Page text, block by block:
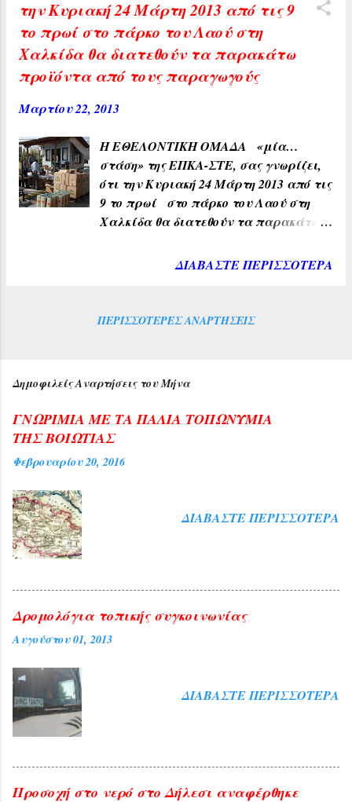
την Κυριακή 24 Μάρτη 2013 από τις 9
το πρωί στο πάρκο του Λαού στη
Χαλκίδα θα διατεθούν τα παρακάτω
προϊόντα από τους παραγωγούς
Μαρτίου 22, 2013
Η ΕΘΕΛΟΝΤΙΚΗ ΟΜΑΔΑ «μία…
στάση» της ΕΠΚΑ-ΣΤΕ, σας γνωρίζει,
ότι την Κυριακή 24 Μάρτη 2013 από τις
9 το πρωί στο πάρκο του Λαού στη
Χαλκίδα θα διατεθούν τα παρακάτω
απευθείας στους καταναλωτές
Φακές συσκ. 2 κιλών στην τιμή των
ΔΙΑΒΆΣΤΕ ΠΕΡΙΣΣΌΤΕΡΑ
ΠΕΡΙΣΣΌΤΕΡΕΣ ΑΝΑΡΤΉΣΕΙΣ
Δημοφιλείς Αναρτήσεις του Μήνα
ΓΝΩΡΙΜΙΑ ΜΕ ΤΑ ΠΑΛΙΑ ΤΟΠΩΝΥΜΙΑ
ΤΗΣ ΒΟΙΩΤΙΑΣ
Φεβρουαρίου 20, 2016
ΔΙΑΒΆΣΤΕ ΠΕΡΙΣΣΌΤΕΡΑ
Δρομολόγια τοπικής συγκοινωνίας
Αυγούστου 01, 2013
ΔΙΑΒΆΣΤΕ ΠΕΡΙΣΣΌΤΕΡΑ
Προσοχή στο νερό στο Δήλεσι αναφέρθηκε